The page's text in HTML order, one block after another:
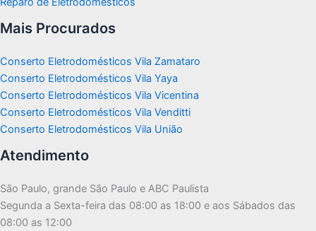
Mais Procurados
Conserto Eletrodomésticos Vila Zamataro
Conserto Eletrodomésticos Vila Yaya
Conserto Eletrodomésticos Vila Vicentina
Conserto Eletrodomésticos Vila Venditti
Conserto Eletrodomésticos Vila União
Atendimento
São Paulo, grande São Paulo e ABC Paulista
Segunda a Sexta-feira das 08:00 as 18:00 e aos Sábados das
08:00 as 12:00